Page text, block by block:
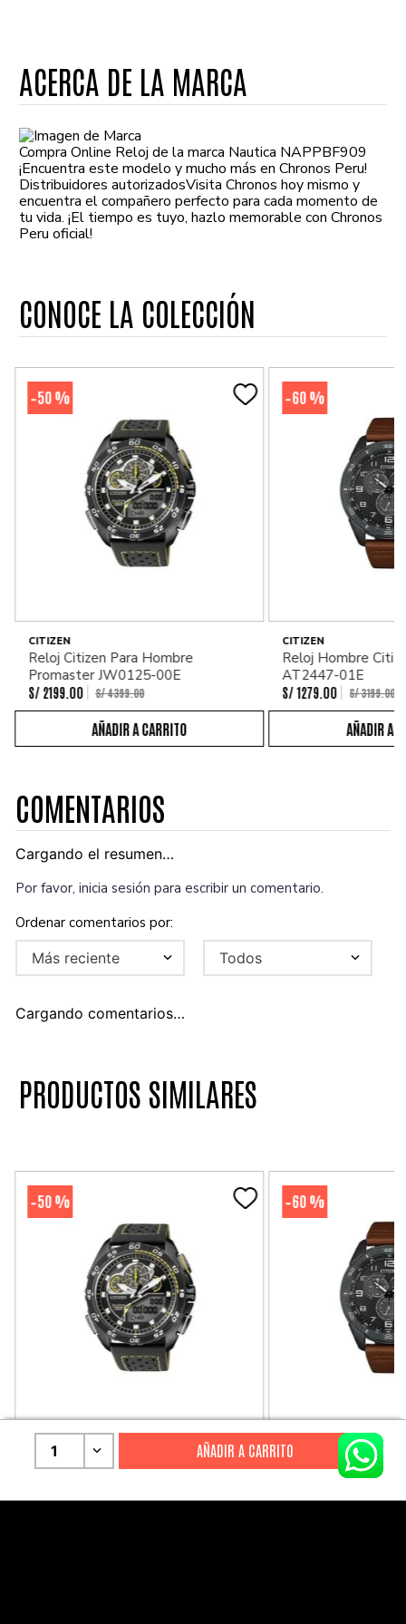
ACERCA DE LA MARCA
Compra Online Reloj de la marca Nautica NAPPBF909
¡Encuentra este modelo y mucho más en Chronos Peru!
Distribuidores autorizadosVisita Chronos hoy mismo y
encuentra el compañero perfecto para cada momento de
tu vida. ¡El tiempo es tuyo, hazlo memorable con Chronos
Peru oficial!
CONOCE LA COLECCIÓN
-50 %
CITIZEN
Reloj Citizen Para Hombre
Promaster JW0125-00E
S/ 2199. 00 S/4399.00
-60 %
CITIZEN
Reloj Hombre
AT2447-01E
S/ 1279 00 S/3199.00
COMENTARIOS
Cargando el resumen…
Por favor, inicia sesión para escribir un comentario.
Más reciente Todos
Cargando comentarios…
PRODUCTOS SIMILARES
-50 %
CITIZEN
Reloj Citizen Para Hombre
S/2199.00
-60 %
CITIZEN
Reloj Hombre
AT2447-01E
S/1279.00
1